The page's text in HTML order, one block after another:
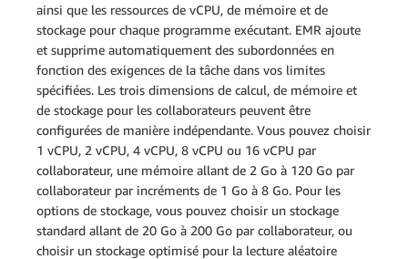
ainsi que les ressources de vCPU, de mémoire et de
stockage pour chaque programme exécutant. EMR ajoute
et supprime automatiquement des subordonnées en
fonction des exigences de la tâche dans vos limites
spécifiées. Les trois dimensions de calcul, de mémoire et
de stockage pour les collaborateurs peuvent être
configurées de manière indépendante. Vous pouvez choisir
1 vCPU, 2 vCPU, 4 vCPU, 8 vCPU ou 16 vCPU par
collaborateur, une mémoire allant de 2 Go à 120 Go par
collaborateur par incréments de 1 Go à 8 Go. Pour les
options de stockage, vous pouvez choisir un stockage
standard allant de 20 Go à 200 Go par collaborateur, ou
choisir un stockage optimisé pour la lecture aléatoire